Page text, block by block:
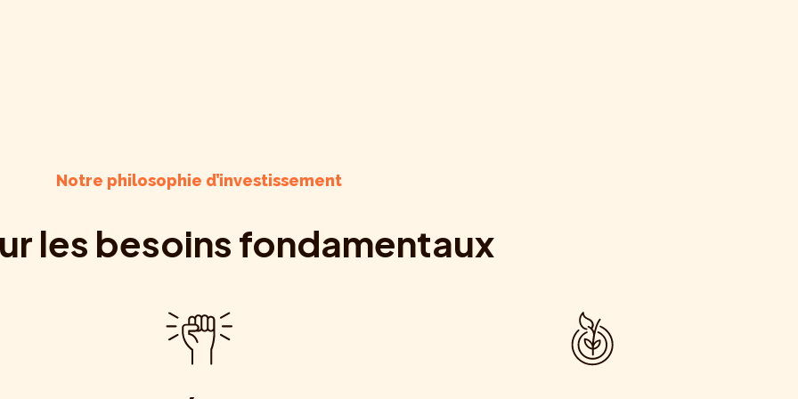
Notre philosophie d’investissement
les besoins fondamentaux